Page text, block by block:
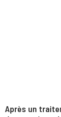
Après un